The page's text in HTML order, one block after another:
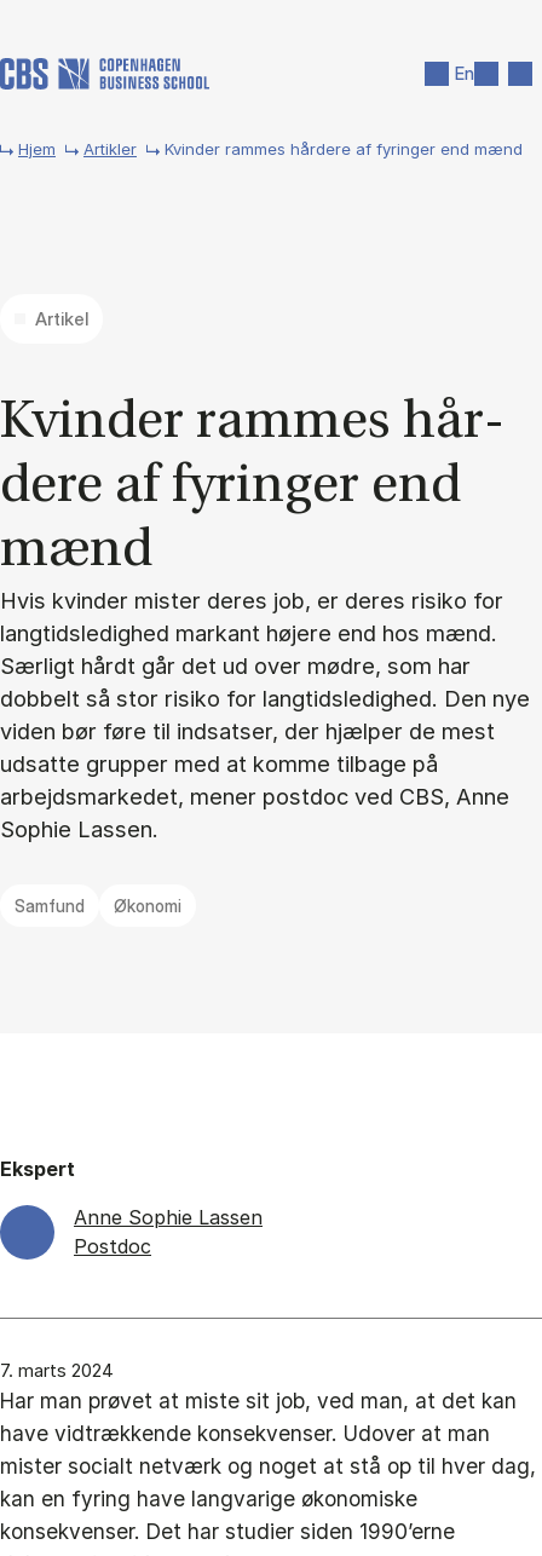
En
Hjem Artikler Kvinder rammes hårdere af fyringer end mænd
Artikel
Kvin­der ram­mes hår­
de­re af fy­rin­ger end
mænd
Hvis kvinder mister deres job, er deres risiko for
langtidsledighed markant højere end hos mænd.
Særligt hårdt går det ud over mødre, som har
dobbelt så stor risiko for langtidsledighed. Den nye
viden bør føre til indsatser, der hjælper de mest
udsatte grupper med at komme tilbage på
arbejdsmarkedet, mener postdoc ved CBS, Anne
Sophie Lassen.
Samfund Økonomi
Ekspert
Anne Sophie Lassen
Postdoc
7. marts 2024
Har man prøvet at miste sit job, ved man, at det kan
have vidtrækkende konsekvenser. Udover at man
mister socialt netværk og noget at stå op til hver dag,
kan en fyring have langvarige økonomiske
konsekvenser. Det har studier siden 1990’erne